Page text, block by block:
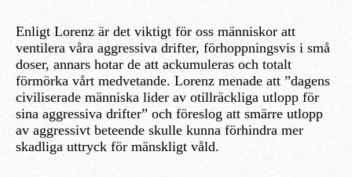
Enligt Lorenz är det viktigt för oss människor att
ventilera våra aggressiva drifter, förhoppningsvis i små
doser, annars hotar de att ackumuleras och totalt
förmörka vårt medvetande. Lorenz menade att ”dagens
civiliserade människa lider av otillräckliga utlopp för
sina aggressiva drifter” och föreslog att smärre utlopp
av aggressivt beteende skulle kunna förhindra mer
skadliga uttryck för mänskligt våld.